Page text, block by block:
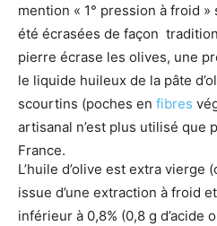
mention « 1° pression à froid
été écrasées de façon
pierre écrase les olives, une
le liquide huileux de la pâte
scourtins (poches en fibres
artisanal n’est plus utilisé que
France.
L’huile d’olive est extra
issue d’une extraction à froid
inférieur à 0,8% (0,8 g d’acide